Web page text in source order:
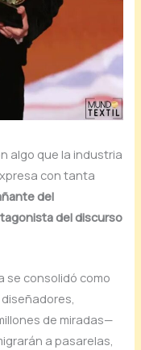
algo que la industria
con tanta
del
del discurso
se consolidó como
de miradas—
a pasarelas,